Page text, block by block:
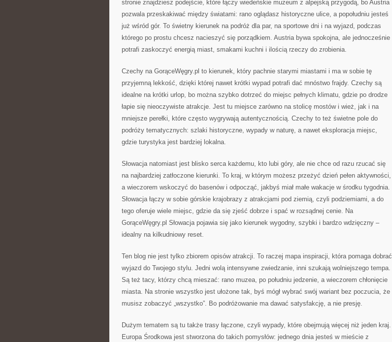
stronie znajdziesz podejście, które łączy wiedeńskie muzeum z alpejską przygodą, bo Austria
pozwala przeskakiwać między światami: rano oglądasz historyczne ulice, a popołudniu jesteś
już wśród gór. To świetny kierunek na podróż dla par, na sportowe dni i na wyjazd, podczas
którego po prostu chcesz nacieszyć się porządkiem. Austria bywa spokojna, ale jednocześnie
potrafi zaskoczyć energią miast, smakami kuchni i ilością rzeczy do zrobienia.
Czechy na GorąceWęgry.pl to kierunek, który pachnie starymi miastami i ma w sobie tę
przyjemną lekkość, dzięki której nawet krótki wypad potrafi dać mnóstwo frajdy. Czechy są
idealne na krótki urlop, bo można szybko dotrzeć do miejsc pełnych klimatu, gdzie po drodze
łapie się nieoczywiste atrakcje. Jest tu miejsce zarówno na stolicę mostów i wież, jak i na
mniejsze perełki, które często wygrywają autentycznością. Czechy to też świetne pole do
podróży tematycznych: szlaki historyczne, wypady w naturę, a nawet eksploracja miejsc,
gdzie turystyka jest bardziej lokalna.
Słowacja natomiast jest blisko serca każdemu, kto lubi góry, ale nie chce od razu rzucać się
na najbardziej zatłoczone kierunki. To kraj, w którym możesz przeżyć dzień pełen aktywności,
a wieczorem wskoczyć do basenów i odpocząć, jakbyś miał małe wakacje w środku tygodnia.
Słowacja łączy w sobie górskie krajobrazy z atrakcjami pod ziemią, czyli podziemiami, a do
tego oferuje wiele miejsc, gdzie da się zjeść dobrze i spać w rozsądnej cenie. Na
GorąceWęgry.pl Słowacja pojawia się jako kierunek wygodny, szybki i bardzo wdzięczny –
idealny na kilkudniowy reset.
Ten blog nie jest tylko zbiorem opisów atrakcji. To raczej mapa inspiracji, która pomaga dobrać
wyjazd do Twojego stylu. Jedni wolą intensywne zwiedzanie, inni szukają wolniejszego tempa.
Są też tacy, którzy chcą mieszać: rano muzea, po południu jedzenie, a wieczorem chłonięcie
miasta. Na stronie wszystko jest ułożone tak, byś mógł wybrać swój wariant bez poczucia, że
musisz zobaczyć „wszystko”. Bo podróżowanie ma dawać satysfakcję, a nie presję.
Dużym tematem są tu także trasy łączone, czyli wypady, które obejmują więcej niż jeden kraj.
Europa Środkowa jest stworzona do takich pomysłów: jednego dnia jesteś w mieście z